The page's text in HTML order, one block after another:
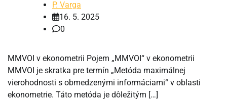
P. Varga
16. 5. 2025
0
MMVOI v ekonometrii Pojem „MMVOI“ v ekonometrii
MMVOI je skratka pre termín „Metóda maximálnej
vierohodnosti s obmedzenými informáciami“ v oblasti
ekonometrie. Táto metóda je dôležitým […]